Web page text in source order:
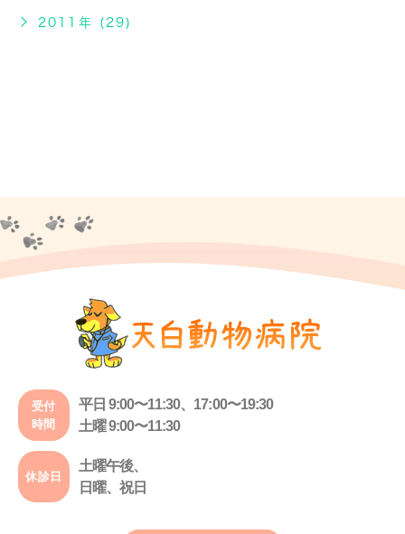
2011年 (29)
受付
時間
平日 9:00〜11:30、17:00〜19:30
土曜 9:00〜11:30
休診日
土曜午後、
日曜、祝日